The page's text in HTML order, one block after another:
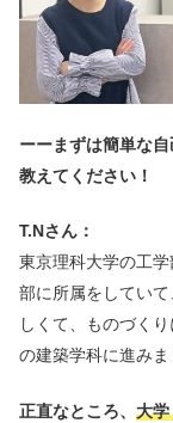
ーーまずは簡単な
教えてください！
T.Nさん：
東京理科大学の工
部に所属をしてい
しくて、ものづく
の建築学科に進みま
正直なところ、 大学